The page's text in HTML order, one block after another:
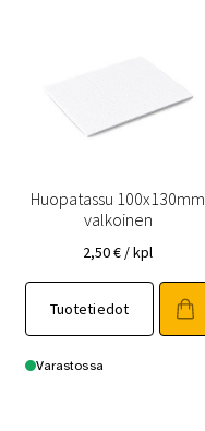
Huopatassu 100x130mm
valkoinen
2,50€ / kpl
Tuotetiedot
Varastossa